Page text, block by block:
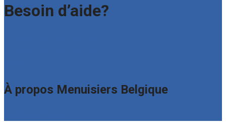
Besoin d’aide?
À propos Menuisiers Belgique